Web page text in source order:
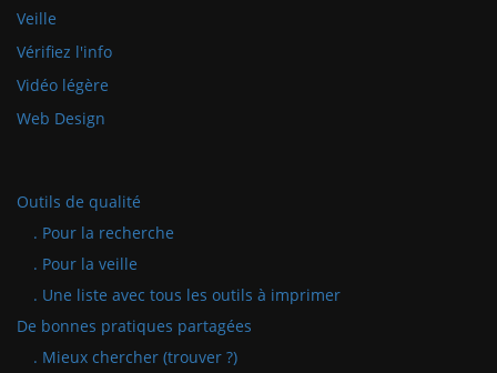
Veille
Vérifiez l'info
Vidéo légère
Web Design
Outils de qualité
. Pour la recherche
. Pour la veille
. Une liste avec tous les outils à imprimer
De bonnes pratiques partagées
. Mieux chercher (trouver ?)